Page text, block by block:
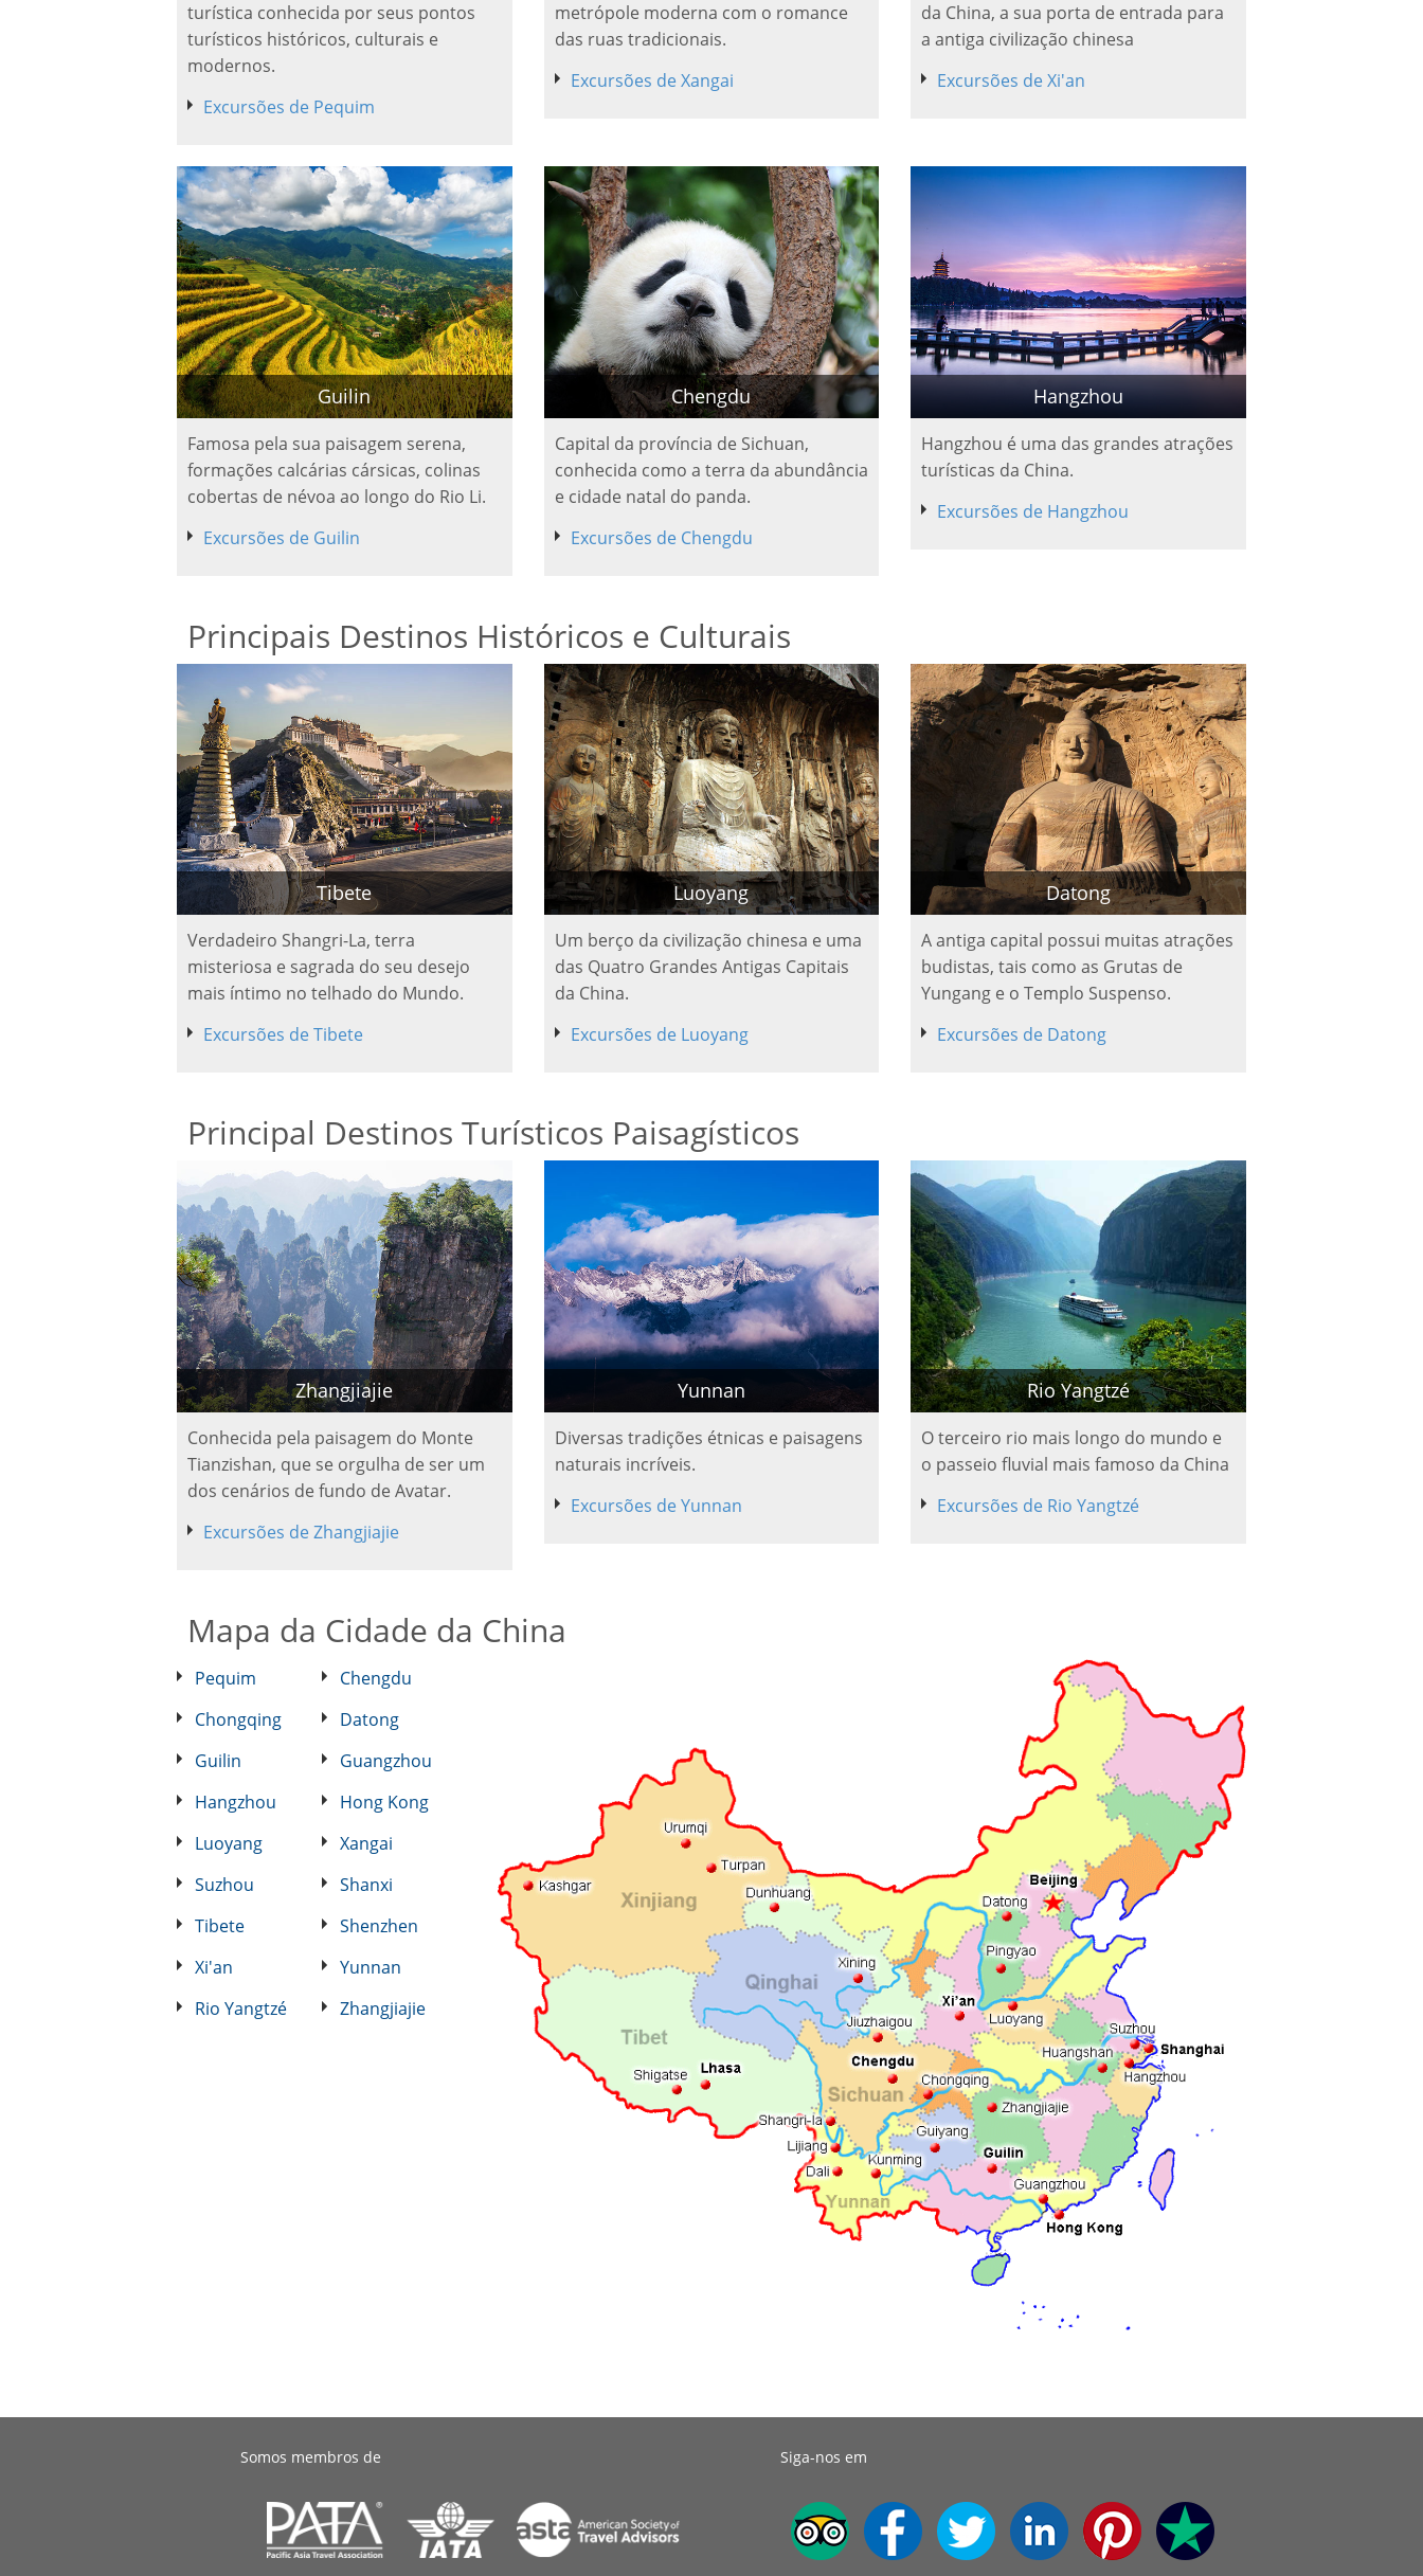
turística conhecida por seus pontos
turísticos históricos, culturais e
modernos.
Excursões de Pequim
metrópole moderna com o romance
das ruas tradicionais.
Excursões de Xangai
da China, a sua porta de entrada para
a antiga civilização chinesa
Excursões de Xi'an
Guilin
Famosa pela sua paisagem serena,
formações calcárias cársicas, colinas
cobertas de névoa ao longo do Rio Li.
Excursões de Guilin
Chengdu
Capital da província de Sichuan,
conhecida como a terra da abundância
e cidade natal do panda.
Excursões de Chengdu
Hangzhou
Hangzhou é uma das grandes atrações
turísticas da China.
Excursões de Hangzhou
Principais Destinos Históricos e Culturais
Tibete
Verdadeiro Shangri-La, terra
misteriosa e sagrada do seu desejo
mais íntimo no telhado do Mundo.
Excursões de Tibete
Luoyang
Um berço da civilização chinesa e uma
das Quatro Grandes Antigas Capitais
da China.
Excursões de Luoyang
Datong
A antiga capital possui muitas atrações
budistas, tais como as Grutas de
Yungang e o Templo Suspenso.
Excursões de Datong
Principal Destinos Turísticos Paisagísticos
Zhangjiajie
Conhecida pela paisagem do Monte
Tianzishan, que se orgulha de ser um
dos cenários de fundo de Avatar.
Excursões de Zhangjiajie
Yunnan
Diversas tradições étnicas e paisagens
naturais incríveis.
Excursões de Yunnan
Rio Yangtzé
O terceiro rio mais longo do mundo e
o passeio fluvial mais famoso da China
Excursões de Rio Yangtzé
Mapa da Cidade da China
Pequim
Chengdu
Chongqing
Datong
Guilin
Guangzhou
Hangzhou
Hong Kong
Luoyang
Xangai
Suzhou
Shanxi
Tibete
Shenzhen
Xi'an
Yunnan
Rio Yangtzé
Zhangjiajie
Somos membros de Siga-nos em